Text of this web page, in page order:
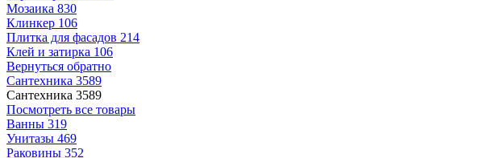
Мозаика 830
Клинкер 106
Плитка для фасадов 214
Клей и затирка 106
Вернуться обратно
Сантехника 3589
Сантехника 3589
Посмотреть все товары
Ванны 319
Унитазы 469
Раковины 352